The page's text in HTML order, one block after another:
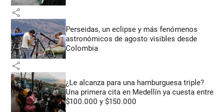
share
Perseidas, un eclipse y más fenómenos
astronómicos de agosto visibles desde
Colombia
share
¿Le alcanza para una hamburguesa triple?
Una primera cita en Medellín ya cuesta entre
$100.000 y $150.000